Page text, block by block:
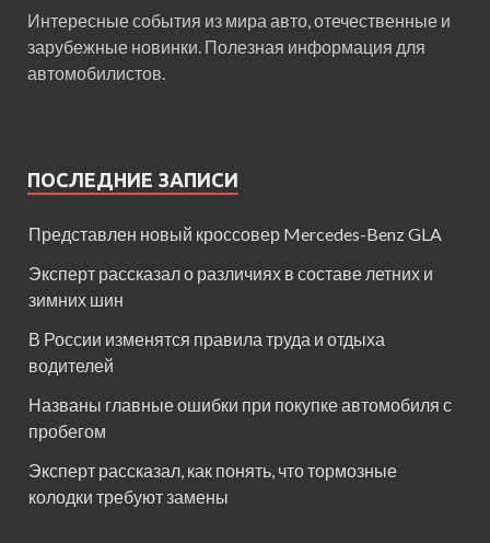
Интересные события из мира авто, отечественные и
зарубежные новинки. Полезная информация для
автомобилистов.
ПОСЛЕДНИЕ ЗАПИСИ
Представлен новый кроссовер Mercedes-Benz GLA
Эксперт рассказал о различиях в составе летних и
зимних шин
В России изменятся правила труда и отдыха
водителей
Названы главные ошибки при покупке автомобиля с
пробегом
Эксперт рассказал, как понять, что тормозные
колодки требуют замены